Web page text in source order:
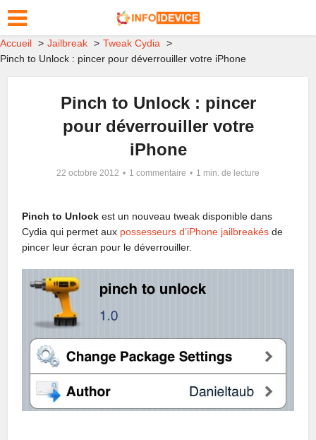
Accueil Jailbreak
Tweak Cydia
Pinch to Unlock : pincer pour déverrouiller votre iPhone
Pinch to Unlock : pincer
pour déverrouiller votre
iPhone
22 octobre 2012 1 commentaire 1 min. de lecture
Pinch to Unlock est un nouveau tweak disponible dans
Cydia qui permet aux possesseurs d’iPhone jailbreakés de
pincer leur écran pour le déverrouiller.